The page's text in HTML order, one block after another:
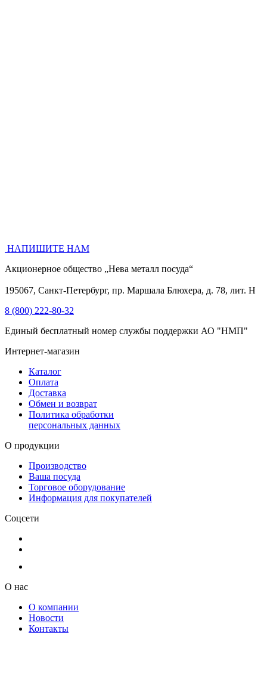
НАПИШИТЕ НАМ
Акционерное общество „Нева металл посуда“
195067, Санкт-Петербург, пр. Маршала Блюхера, д. 78, лит. Н
8 (800) 222-80-32
Единый бесплатный номер службы поддержки АО "НМП"
Интернет-магазин
Каталог
Оплата
Доставка
Обмен и возврат
Политика обработки
персональных данных
О продукции
Производство
Ваша посуда
Торговое оборудование
Информация для покупателей
Соцсети
О нас
О компании
Новости
Контакты